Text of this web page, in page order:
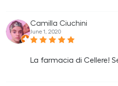
Camilla Ciuchini
June 1, 2020
La farmacia di Cellere!